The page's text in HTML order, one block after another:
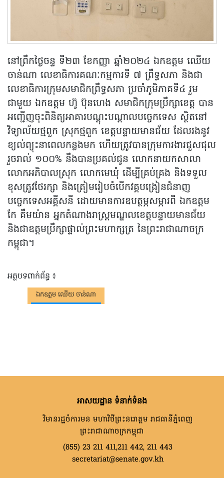
នៅព្រឹកថ្ងៃចន្ទ ទី២៣ ខែកញ្ញា ឆ្នាំ២០២៤ ឯកឧត្តម ឈើយ
ចាន់ណា លេខាធិការគណៈកម្មការទី ៧ ព្រឹទ្ធសភា និងជា
លេខាធិការក្រុមសមាជិកព្រឹទ្ធសភា ប្រចាំភូមិភាគទី៤ រួម
ជាមួយ ឯកឧត្តម ហ៊ូ ប៊ុនហេង សមាជិកក្រុមប្រឹក្សាខេត្ត បាន
អញ្ជើញចុះពិនិត្យអាគារបណ្តុះបណ្តាលបច្ចេកទេស ស្ថិតនៅ
វិទ្យាល័យថ្មពួក ស្រុកថ្មពួក ខេត្តបន្ទាយមានជ័យ ដែលរងនូវ
ខ្យល់ព្យុះនាពេលកន្លងមក ហើយត្រូវបានក្រុមការងារជួសជុល
រួចរាល់ ១០០% នឹងបានប្រគល់ជូន លោកនាយកសាលា
លោកអភិបាលស្រុក លោកមេឃុំ ដើម្បីគ្រប់គ្រង និងទទួល
ខុសត្រូវថែរក្សា និងត្រៀមរៀបចំបើកវគ្គបង្រៀនជំនាញ
បច្ចេកទេសអគ្គីសនី ដោយមានការឧបត្ថម្ភសម្ភារពី ឯកឧត្ដម
កែ គឹមយ៉ាន អ្នកតំណាងរាស្រ្តមណ្ឌលខេត្តបន្ទាយមានជ័យ
និងជាឧត្ដមប្រឹក្សាផ្ទាល់ព្រះមហាក្សត្រ នៃព្រះរាជាណាចក្រ
កម្ពុជា។
អត្ថបទពាក់ព័ន្ធ ៖
ឯកឧត្តម ឈើយ ចាន់ណា
អាសយដ្ឋាន ទំនាក់ទំនង
វិមានរដ្ឋចំការមន មហាវិថីព្រះនរោត្តម រាជធានីភ្នំពេញ
ព្រះរាជាណាចក្រកម្ពុជា
(855) 23 211 411,211 442, 211 443
secretariat@senate.gov.kh